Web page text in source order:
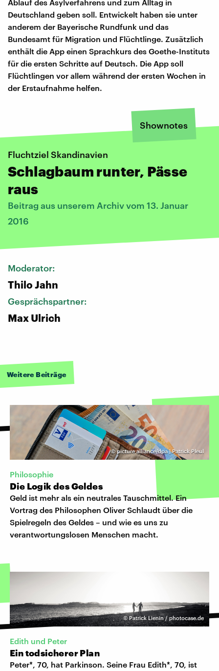
Ablauf des Asylverfahrens und zum Alltag in
Deutschland geben soll. Entwickelt haben sie unter
anderem der Bayerische Rundfunk und das
Bundesamt für Migration und Flüchtlinge. Zusätzlich
enthält die App einen Sprachkurs des Goethe-Instituts
für die ersten Schritte auf Deutsch. Die App soll
Flüchtlingen vor allem während der ersten Wochen in
der Erstaufnahme helfen.
Shownotes
Fluchtziel Skandinavien
Schlagbaum runter, Pässe
raus
Beitrag aus unserem Archiv vom 13. Januar
2016
Moderator:
Thilo Jahn
Gesprächspartner:
Max Ulrich
Weitere Beiträge
©picture alliance/dpa | Patrick Pleul
Philosophie
Die Logik des Geldes
Geld ist mehr als ein neutrales Tauschmittel. Ein
Vortrag des Philosophen Oliver Schlaudt über die
Spielregeln des Geldes – und wie es uns zu
verantwortungslosen Menschen macht.
©Patrick Lienin / photocase.de
Edith und Peter
Ein todsicherer Plan
Peter*, 70, hat Parkinson. Seine Frau Edith*, 70, ist